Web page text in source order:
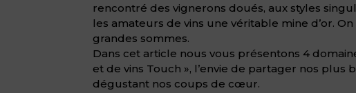
rencontré des vignerons doués, aux styles
les amateurs de vins une véritable mine d’or.
grandes sommes.
Dans cet article nous vous présentons 4
et de vins Touch », l’envie de partager nos
dégustant nos coups de cœur.